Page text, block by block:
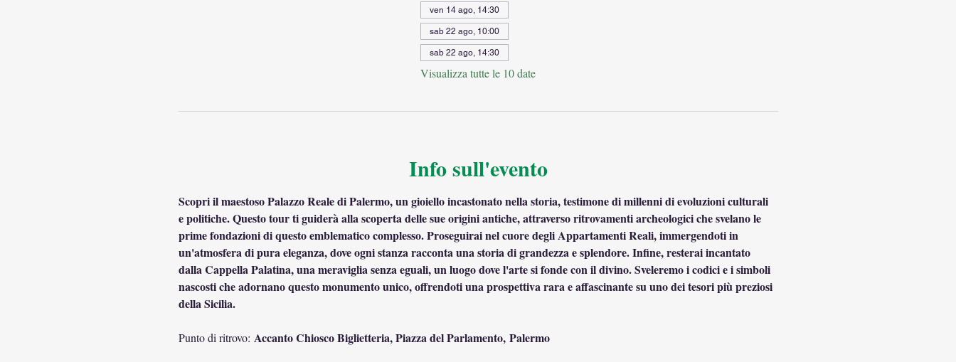
ven 14 ago, 14:30
sab 22 ago, 10:00
sab 22 ago, 14:30
Visualizza tutte le 10 date
Info sull'evento
Scopri il maestoso Palazzo Reale di Palermo, un gioiello incastonato nella storia, testimone di millenni di evoluzioni culturali
e politiche. Questo tour ti guiderà alla scoperta delle sue origini antiche, attraverso ritrovamenti archeologici che svelano le
prime fondazioni di questo emblematico complesso. Proseguirai nel cuore degli Appartamenti Reali, immergendoti in
un'atmosfera di pura eleganza, dove ogni stanza racconta una storia di grandezza e splendore. Infine, resterai incantato
dalla Cappella Palatina, una meraviglia senza eguali, un luogo dove l'arte si fonde con il divino. Sveleremo i codici e i simboli
nascosti che adornano questo monumento unico, offrendoti una prospettiva rara e affascinante su uno dei tesori più preziosi
della Sicilia.
Punto di ritrovo: Accanto Chiosco Biglietteria, Piazza del Parlamento, Palermo